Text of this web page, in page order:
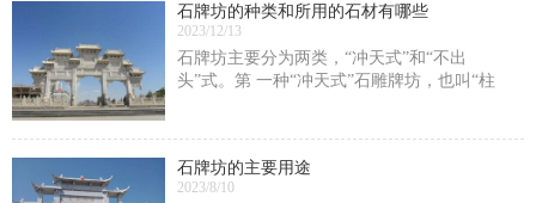
石牌坊的种类和所用的石材有哪些
2023/12/13
石牌坊主要分为两类，“冲天式”和“不出
头”式。第 一种“冲天式”石雕牌坊，也叫“柱
石牌坊的主要用途
2023/8/10